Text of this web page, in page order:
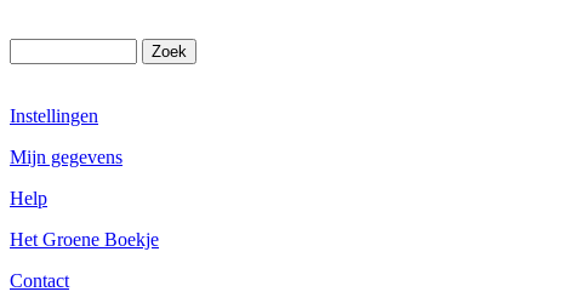
Instellingen
Mijn gegevens
Help
Het Groene Boekje
Contact